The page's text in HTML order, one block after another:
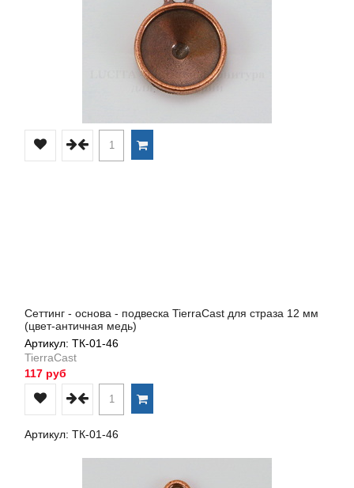
Сеттинг - основа - подвеска TierraCast для страза 12 мм
(цвет-античная медь)
Артикул: ТК-01-46
TierraCast
117 руб
Артикул: ТК-01-46